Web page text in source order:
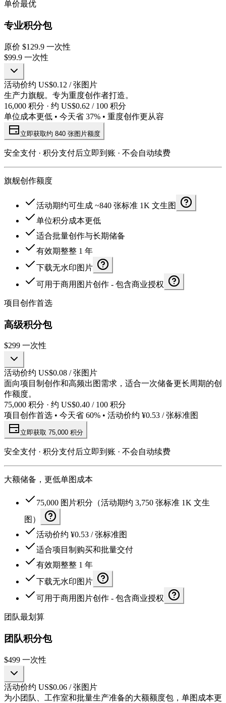
单价最优
专业积分包
原价 $129.9 一次性
$99.9 一次性
活动价约 US$0.12 / 张图片
生产力旗舰。专为重度创作者打造。
16,000 积分 · 约 US$0.62 / 100 积分
单位成本更低 • 今天省 37% • 重度创作更从容
立即获取约 840 张图片额度
安全支付 · 积分支付后立即到账 · 不会自动续费
旗舰创作额度
活动期约可生成 ~840 张标准 1K 文生图
单位积分成本更低
适合批量创作与长期储备
有效期整整 1 年
下载无水印图片
可用于商用图片创作 - 包含商业授权
项目创作首选
高级积分包
$299 一次性
活动价约 US$0.08 / 张图片
面向项目制创作和高频出图需求，适合一次储备更长周期的创
作额度。
75,000 积分 · 约 US$0.40 / 100 积分
项目创作首选 • 今天省 60% • 活动价约 ¥0.53 / 张标准图
立即获取 75,000 积分
安全支付 · 积分支付后立即到账 · 不会自动续费
大额储备，更低单图成本
75,000 图片积分（活动期约 3,750 张标准 1K 文生
图）
活动价约 ¥0.53 / 张标准图
适合项目制购买和批量交付
有效期整整 1 年
下载无水印图片
可用于商用图片创作 - 包含商业授权
团队最划算
团队积分包
$499 一次性
活动价约 US$0.06 / 张图片
为小团队、工作室和批量生产准备的大额额度包，单图成本更